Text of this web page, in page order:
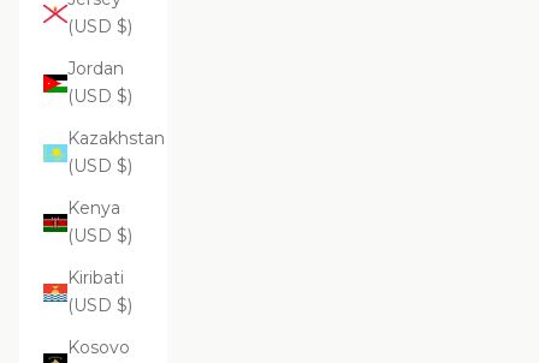
(USD $)
Jordan
(USD $)
Kazakhstan
(USD $)
Kenya
(USD $)
Kiribati
(USD $)
Kosovo